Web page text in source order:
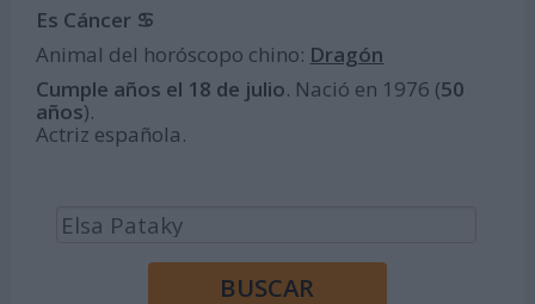
Es Cáncer ♋
Animal del horóscopo chino: Dragón
Cumple años el 18 de julio. Nació en 1976 (50
años).
Actriz española.